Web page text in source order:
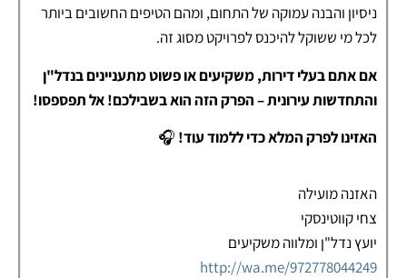
ניסיון והבנה עמוקה של התחום, ומהם הטיפים החשובים ביותר
לכל מי ששוקל להיכנס לפרויקט מסוג זה.
אם אתם בעלי דירות, משקיעים או פשוט מתעניינים בנדל"ן
והתחדשות עירונית – הפרק הזה הוא בשבילכם! אל תפספסו!
האזינו לפרק המלא כדי ללמוד עוד! 🎧
האזנה מועילה
צחי קווטינסקי
יועץ נדל"ן ומלווה משקיעים
http://wa.me/972778044249